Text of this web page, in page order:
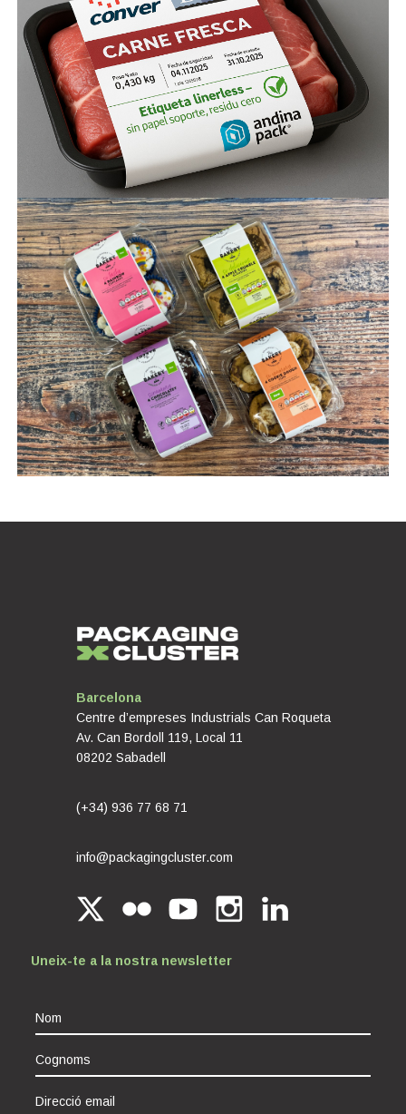
Barcelona
Centre d’empreses Industrials Can Roqueta
Av. Can Bordoll 119, Local 11
08202 Sabadell
(+34) 936 77 68 71
info@packagingcluster.com
Uneix-te a la nostra newsletter